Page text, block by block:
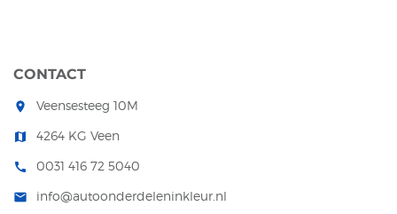
CONTACT
room Veensesteeg 10M
map 4264 KG Veen
call 0031 416 72 5040
mail info@autoonderdeleninkleur.nl